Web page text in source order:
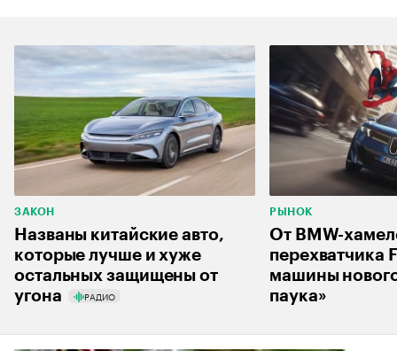
ЗАКОН
Названы китайские авто,
которые лучше и хуже
остальных защищены от
угона
РАДИО
РЫНОК
От BMW-
перехватчика
машины
паука»